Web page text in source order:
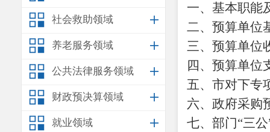
社会救助领域
养老服务领域
公共法律服务领域
财政预决算领域
就业领域
一、基本职能
二、预算单位
三、预算单位
四、预算单位
五、市对下专
六、政府采购
七、部门“三